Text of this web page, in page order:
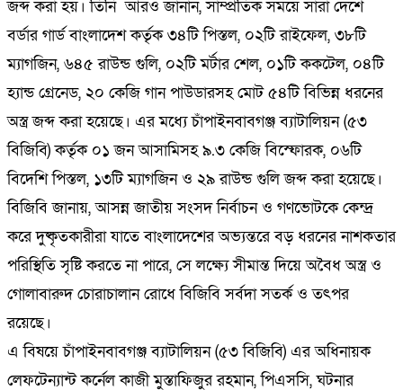
জব্দ করা হয়। তিনি আরও জানান, সাম্প্রতিক সময়ে সারা দেশে
বর্ডার গার্ড বাংলাদেশ কর্তৃক ৩৪টি পিস্তল, ০২টি রাইফেল, ৩৮টি
ম্যাগজিন, ৬৪৫ রাউন্ড গুলি, ০২টি মর্টার শেল, ০১টি ককটেল, ০৪টি
হ্যান্ড গ্রেনেড, ২০ কেজি গান পাউডারসহ মোট ৫৪টি বিভিন্ন ধরনের
অস্ত্র জব্দ করা হয়েছে। এর মধ্যে চাঁপাইনবাবগঞ্জ ব্যাটালিয়ন (৫৩
বিজিবি) কর্তৃক ০১ জন আসামিসহ ৯.৩ কেজি বিস্ফোরক, ০৬টি
বিদেশি পিস্তল, ১৩টি ম্যাগজিন ও ২৯ রাউন্ড গুলি জব্দ করা হয়েছে।
বিজিবি জানায়, আসন্ন জাতীয় সংসদ নির্বাচন ও গণভোটকে কেন্দ্র
করে দুষ্কৃতকারীরা যাতে বাংলাদেশের অভ্যন্তরে বড় ধরনের নাশকতার
পরিস্থিতি সৃষ্টি করতে না পারে, সে লক্ষ্যে সীমান্ত দিয়ে অবৈধ অস্ত্র ও
গোলাবারুদ চোরাচালান রোধে বিজিবি সর্বদা সতর্ক ও তৎপর
রয়েছে।
এ বিষয়ে চাঁপাইনবাবগঞ্জ ব্যাটালিয়ন (৫৩ বিজিবি) এর অধিনায়ক
লেফটেন্যান্ট কর্নেল কাজী মুস্তাফিজুর রহমান, পিএসসি, ঘটনার